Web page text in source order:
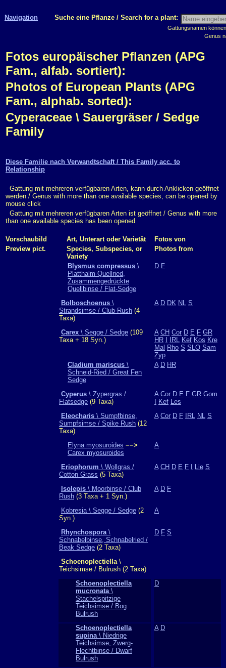
Navigation Suche eine Pflanze / Search for a plant:
Gattungsnamen
Genus
Fotos europäischer Pflanzen (APG
Fam., alfab. sortiert):
Photos of European Plants (APG
Fam., alphab. sorted):
Cyperaceae \ Sauergräser / Sedge
Family
Diese Familie nach Verwandtschaft / This Family acc. to
Relationship
Gattung mit mehreren verfügbaren Arten, kann durch Anklicken geöffnet
werden / Genus with more than one available species, can be opened by
mouse click
Gattung mit mehreren verfügbaren Arten ist geöffnet / Genus with more
than one available species has been opened
Vorschaubild Art, Unterart oder Varietät
Fotos von
Preview pict.
Species, Subspecies, or
Variety
Photos from
Blysmus compressus \
Platthalm-Quellried,
Zusammengedrückte
Quellbinse / Flat-Sedge
D F
Bolboschoenus \
Strandsimse / Club-Rush (4
Taxa)
A D DK NL S
Carex \ Segge / Sedge (109
Taxa + 18 Syn.)
A CH Cor D E F GR
HR
IRL Kef Kos Kre
Mal Rho S SLO Sam
Zyp
Cladium mariscus \
Schneid-Ried / Great Fen
Sedge
A D HR
Cyperus \ Zypergras /
Flatsedge (9 Taxa)
A Cor D E F GR Gom
Kef Les
Eleocharis \ Sumpfbinse,
Sumpfsimse / Spike Rush (12
Taxa)
A Cor D F IRL NL S
Elyna myosuroides −−>
Carex myosuroides
A
Eriophorum \ Wollgras /
Cotton Grass (5 Taxa)
A CH D E F Lie S
Isolepis \ Moorbinse / Club
Rush (3 Taxa + 1 Syn.)
A D F
Kobresia \ Segge / Sedge (2
Syn.)
A
Rhynchospora\
Schnabelbinse, Schnabelried /
Beak Sedge (2 Taxa)
D F S
Schoenoplectiella\
Teichsimse / Bulrush (2 Taxa)
Schoenoplectiella
mucronata\
Stachelspitzige
Teichsimse / Bog
Bulrush
D
Schoenoplectiella
supina\ Niedrige
Teichsimse, Zwerg-
Flechtbinse / Dwarf
Bulrush
A D